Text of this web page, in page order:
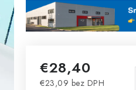
€28,40
€23,09 bez DPH